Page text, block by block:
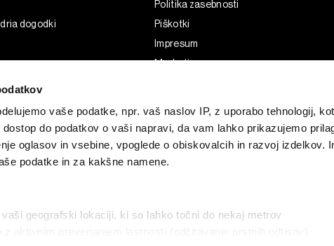
vaše podatke, npr. vaš naslov IP, z uporabo tehnologij,
do podatkov o vaši napravi, da vam lahko prikazujemo
oglasov in vsebine, vpoglede o obiskovalcih in razvoj izdelkov.
podatke in za kakšne namene.
geografski lokaciji, ki so lahko točni do nekaj metrov
dogodki
Politika zasebnosti
Piškotki
Impresum
Marketing